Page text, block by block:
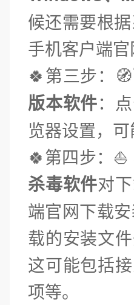
候还需要根
手机客户端官
🍀第三步：🧭
版本软件：
览器设置，可
🍀第四步：
杀毒软件对
端官网下载
载的安装文
这可能包括
项等。